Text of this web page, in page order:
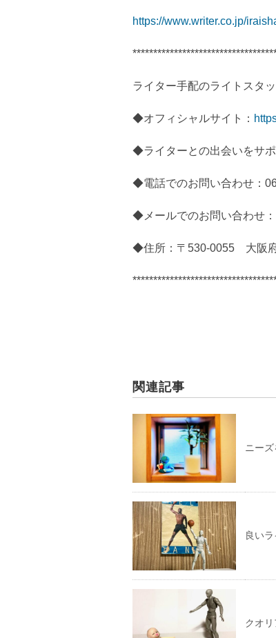
https://www.writer.co.jp/
ライター手配のライトスタ
◆オフィシャルサイト：
◆ライターとの出会いをサポ
◆電話でのお問い合わせ：
◆メールでのお問い合わせ：
◆住所：〒530-0055 大阪
関連記事
ニー
良い
クオ